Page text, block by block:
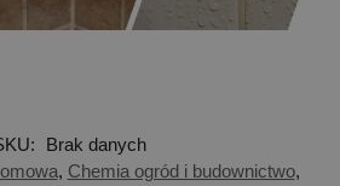
Brak danych
, Chemia ogród i budownictwo,